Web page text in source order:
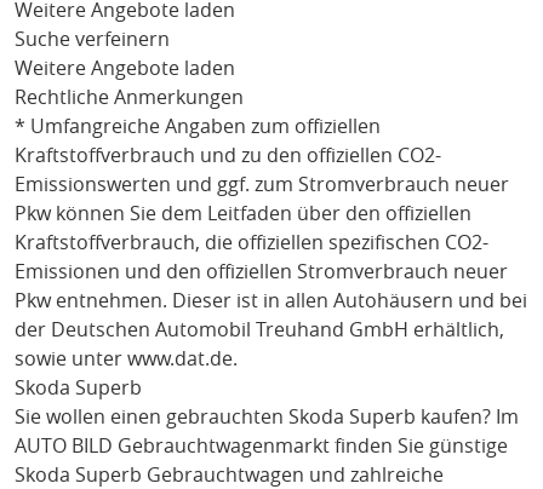
Weitere Angebote laden
Suche verfeinern
Weitere Angebote laden
Rechtliche Anmerkungen
* Umfangreiche Angaben zum offiziellen
Kraftstoffverbrauch und zu den offiziellen CO2-
Emissionswerten und ggf. zum Stromverbrauch neuer
Pkw können Sie dem Leitfaden über den offiziellen
Kraftstoffverbrauch, die offiziellen spezifischen CO2-
Emissionen und den offiziellen Stromverbrauch neuer
Pkw entnehmen. Dieser ist in allen Autohäusern und bei
der Deutschen Automobil Treuhand GmbH erhältlich,
sowie unter www.dat.de.
Skoda Superb
Sie wollen einen gebrauchten Skoda Superb kaufen? Im
AUTO BILD Gebrauchtwagenmarkt finden Sie günstige
Skoda Superb Gebrauchtwagen und zahlreiche